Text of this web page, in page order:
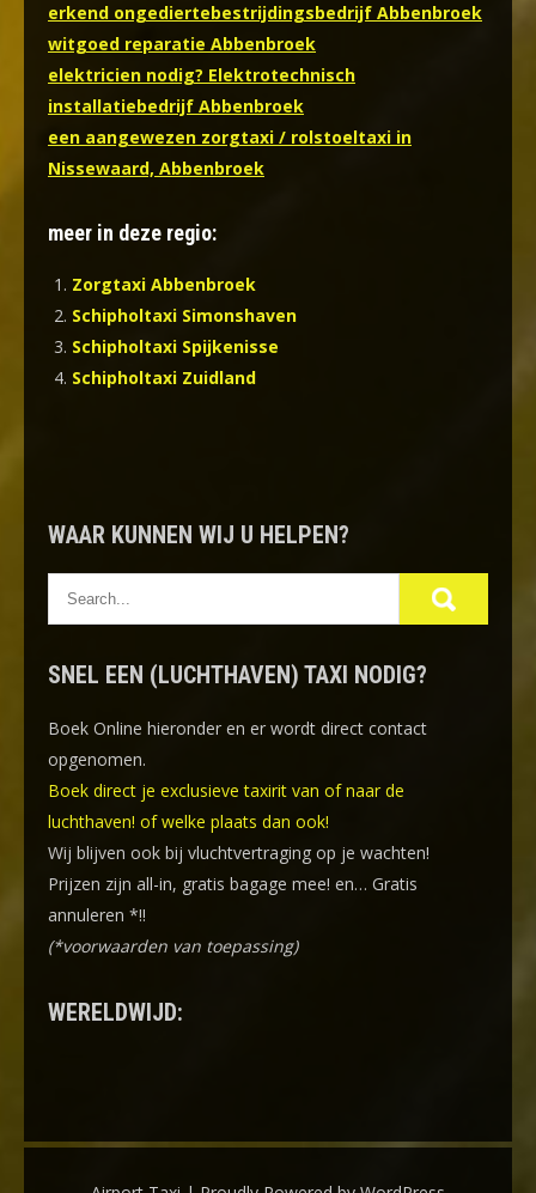
erkend ongediertebestrijdingsbedrijf Abbenbroek
witgoed reparatie Abbenbroek
elektricien nodig? Elektrotechnisch
installatiebedrijf Abbenbroek
een aangewezen zorgtaxi / rolstoeltaxi in
Nissewaard, Abbenbroek
meer in deze regio:
Zorgtaxi Abbenbroek
Schipholtaxi Simonshaven
Schipholtaxi Spijkenisse
Schipholtaxi Zuidland
WAAR KUNNEN WIJ U HELPEN?
SNEL EEN (LUCHTHAVEN) TAXI NODIG?
Boek Online hieronder en er wordt direct contact
opgenomen.
Boek direct je exclusieve taxirit van of naar de
luchthaven! of welke plaats dan ook!
Wij blijven ook bij vluchtvertraging op je wachten!
Prijzen zijn all-in, gratis bagage mee! en… Gratis
annuleren *!!
(*voorwaarden van toepassing)
WERELDWIJD: